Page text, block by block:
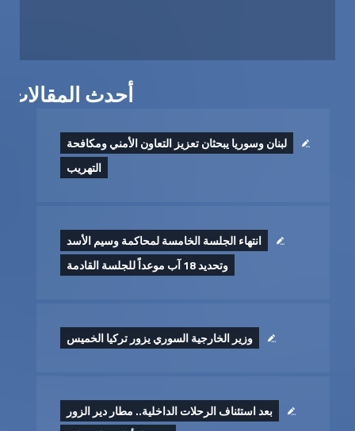
أحدث المقالات
لبنان وسوريا يبحثان تعزيز التعاون الأمني ومكافحة
التهريب
انتهاء الجلسة الخامسة لمحاكمة وسيم الأسد
وتحديد 18 آب موعداً للجلسة القادمة
وزير الخارجية السوري يزور تركيا الخميس
بعد استئناف الرحلات الداخلية.. مطار دير الزور